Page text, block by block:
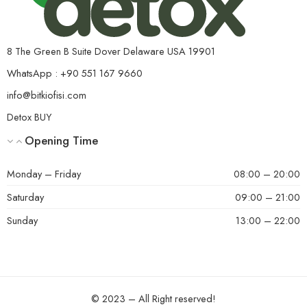
8 The Green B Suite Dover Delaware USA 19901
WhatsApp : +90 551 167 9660
info@bitkiofisi.com
Detox BUY
Opening Time
Monday – Friday
08:00 – 20:00
Saturday
09:00 – 21:00
Sunday
13:00 – 22:00
© 2023 – All Right reserved!